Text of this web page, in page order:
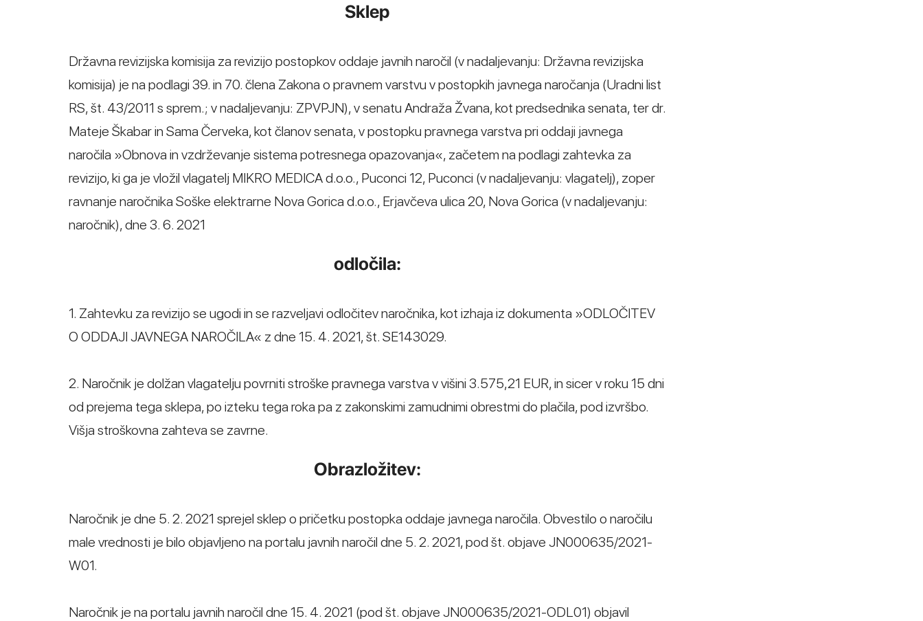
Sklep
Državna revizijska komisija za revizijo postopkov oddaje javnih naročil (v nadaljevanju: Državna revizijska
komisija) je na podlagi 39. in 70. člena Zakona o pravnem varstvu v postopkih javnega naročanja (Uradni list
RS, št. 43/2011 s sprem.; v nadaljevanju: ZPVPJN), v senatu Andraža Žvana, kot predsednika senata, ter dr.
Mateje Škabar in Sama Červeka, kot članov senata, v postopku pravnega varstva pri oddaji javnega
naročila »Obnova in vzdrževanje sistema potresnega opazovanja«, začetem na podlagi zahtevka za
revizijo, ki ga je vložil vlagatelj MIKRO MEDICA d.o.o., Puconci 12, Puconci (v nadaljevanju: vlagatelj), zoper
ravnanje naročnika Soške elektrarne Nova Gorica d.o.o., Erjavčeva ulica 20, Nova Gorica (v nadaljevanju:
naročnik), dne 3. 6. 2021
odločila:
1. Zahtevku za revizijo se ugodi in se razveljavi odločitev naročnika, kot izhaja iz dokumenta »ODLOČITEV
O ODDAJI JAVNEGA NAROČILA« z dne 15. 4. 2021, št. SE143029.
2. Naročnik je dolžan vlagatelju povrniti stroške pravnega varstva v višini 3.575,21 EUR, in sicer v roku 15 dni
od prejema tega sklepa, po izteku tega roka pa z zakonskimi zamudnimi obrestmi do plačila, pod izvršbo.
Višja stroškovna zahteva se zavrne.
Obrazložitev:
Naročnik je dne 5. 2. 2021 sprejel sklep o pričetku postopka oddaje javnega naročila. Obvestilo o naročilu
male vrednosti je bilo objavljeno na portalu javnih naročil dne 5. 2. 2021, pod št. objave JN000635/2021-
W01.
Naročnik je na portalu javnih naročil dne 15. 4. 2021 (pod št. objave JN000635/2021-ODL01) objavil